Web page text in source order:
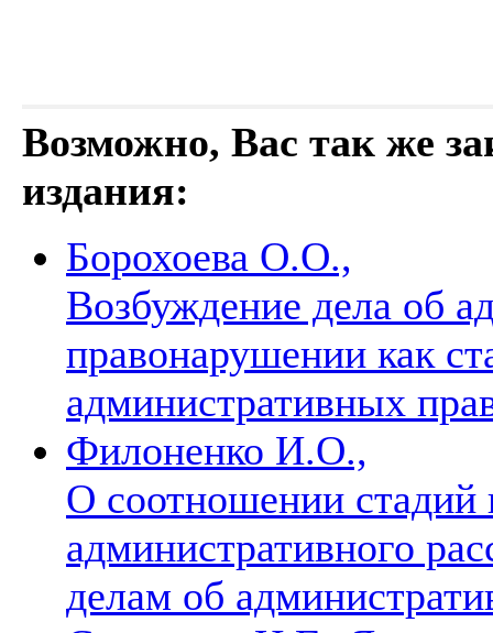
Возможно, Вас так же
издания:
Борохоева О.О.,
Возбуждение дела об
правонарушении как
административных
Филоненко И.О.,
О соотношении стадий
административного
делам об